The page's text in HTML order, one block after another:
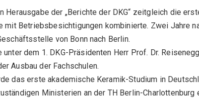
Herausgabe der „Berichte der DKG“ zeitgleich die
Betriebsbesichtigungen kombinierte. Zwei Jahre
von Bonn nach Berlin.
dem 1. DKG-Präsidenten Herr Prof. Dr.
Ausbau der Fachschulen.
das erste akademische Keramik-Studium in
Ministerien an der TH Berlin-